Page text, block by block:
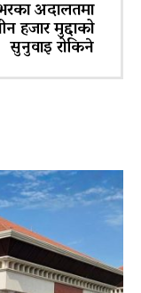
अदालतमा
हजार मुद्दाको
सुनुवाइ रोकिने